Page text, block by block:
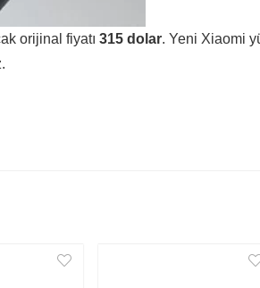
orijinal fiyatı 315 dolar. Yeni Xiaomi